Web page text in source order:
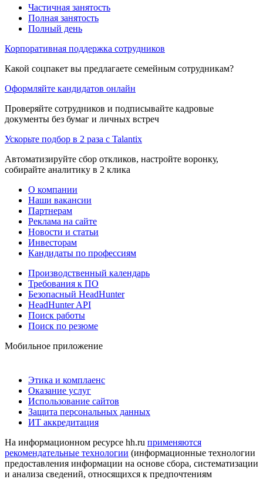
Частичная занятость
Полная занятость
Полный день
Корпоративная поддержка сотрудников
Какой соцпакет вы предлагаете семейным сотрудникам?
Оформляйте кандидатов онлайн
Проверяйте сотрудников и подписывайте кадровые
документы без бумаг и личных встреч
Ускорьте подбор в 2 раза с Talantix
Автоматизируйте сбор откликов, настройте воронку,
собирайте аналитику в 2 клика
О компании
Наши вакансии
Партнерам
Реклама на сайте
Новости и статьи
Инвесторам
Кандидаты по профессиям
Производственный календарь
Требования к ПО
Безопасный HeadHunter
HeadHunter API
Поиск работы
Поиск по резюме
Мобильное приложение
Этика и комплаенс
Оказание услуг
Использование сайтов
Защита персональных данных
ИТ аккредитация
На информационном ресурсе hh.ru применяются
рекомендательные технологии (информационные технологии
предоставления информации на основе сбора, систематизации
и анализа сведений, относящихся к предпочтениям